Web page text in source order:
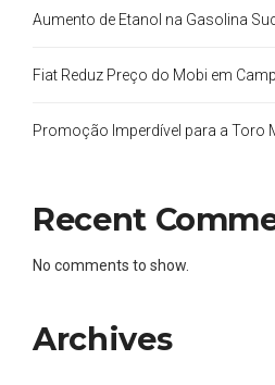
Aumento de Etanol na Gasolina
Fiat Reduz Preço do Mobi em
Promoção Imperdível para a Toro
Recent
No comments to show.
Archives